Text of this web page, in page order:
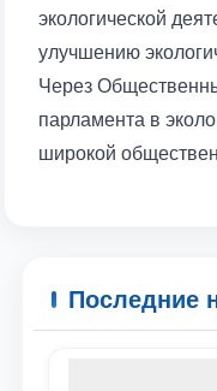
Ваше имя и
экологической
улучшению
Через
парламента в
широкой
Последние